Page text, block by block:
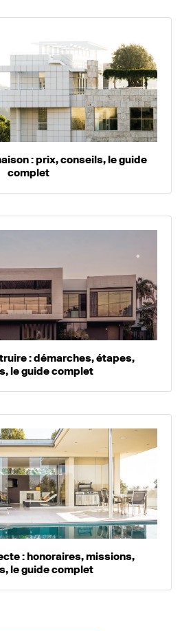
: prix, conseils, le guide
complet
: démarches, étapes,
le guide complet
: honoraires, missions,
le guide complet